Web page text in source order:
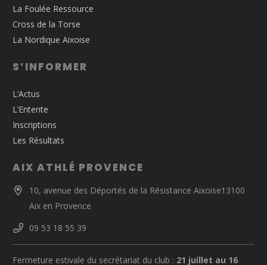
La Foulée Ressource
Cross de la Torse
La Nordique Aixoise
S’INFORMER
L’Actus
L’Entente
Inscriptions
Les Résultats
AIX ATHLÉ PROVENCE
10, avenue des Déportés de la Résistance Aixoise13100
Aix en Provence
09 53 18 55 39
Fermeture estivale du secrétariat du club : 21 juillet au 16